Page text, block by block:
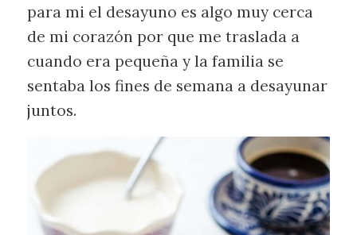
para mi el desayuno es algo muy cerca
de mi corazón por que me traslada a
cuando era pequeña y la familia se
sentaba los fines de semana a desayunar
juntos.